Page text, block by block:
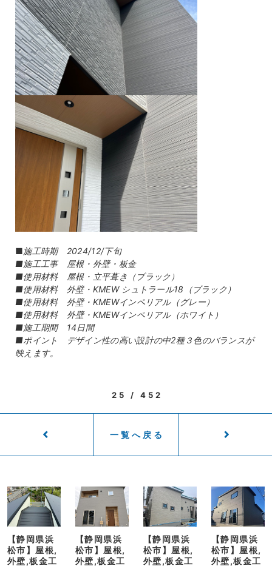
■施工時期 2024/12/下旬
■施工工事 屋根・外壁・板金
■使用材料 屋根・立平葺き（ブラック）
■使用材料 外壁・KMEW シュトラール18（ブラック）
■使用材料 外壁・KMEWインペリアル（グレー）
■使用材料 外壁・KMEWインペリアル（ホワイト）
■施工期間 14日間
■ポイント デザイン性の高い設計の中2種３色のバランスが
映えます。
25 / 452
一覧へ戻る
【静岡県浜
松市】屋根,
外壁,板金工
【静岡県浜
松市】屋根,
外壁,板金工
【静岡県浜
松市】屋根,
外壁,板金工
【静岡県浜
松市】屋根,
外壁,板金工